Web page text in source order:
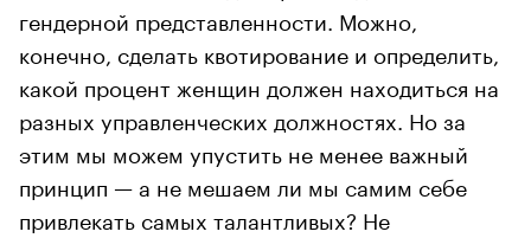
гендерной представленности. Можно,
конечно, сделать квотирование и определить,
какой процент женщин должен находиться на
разных управленческих должностях. Но за
этим мы можем упустить не менее важный
принцип — а не мешаем ли мы самим себе
привлекать самых талантливых? Не